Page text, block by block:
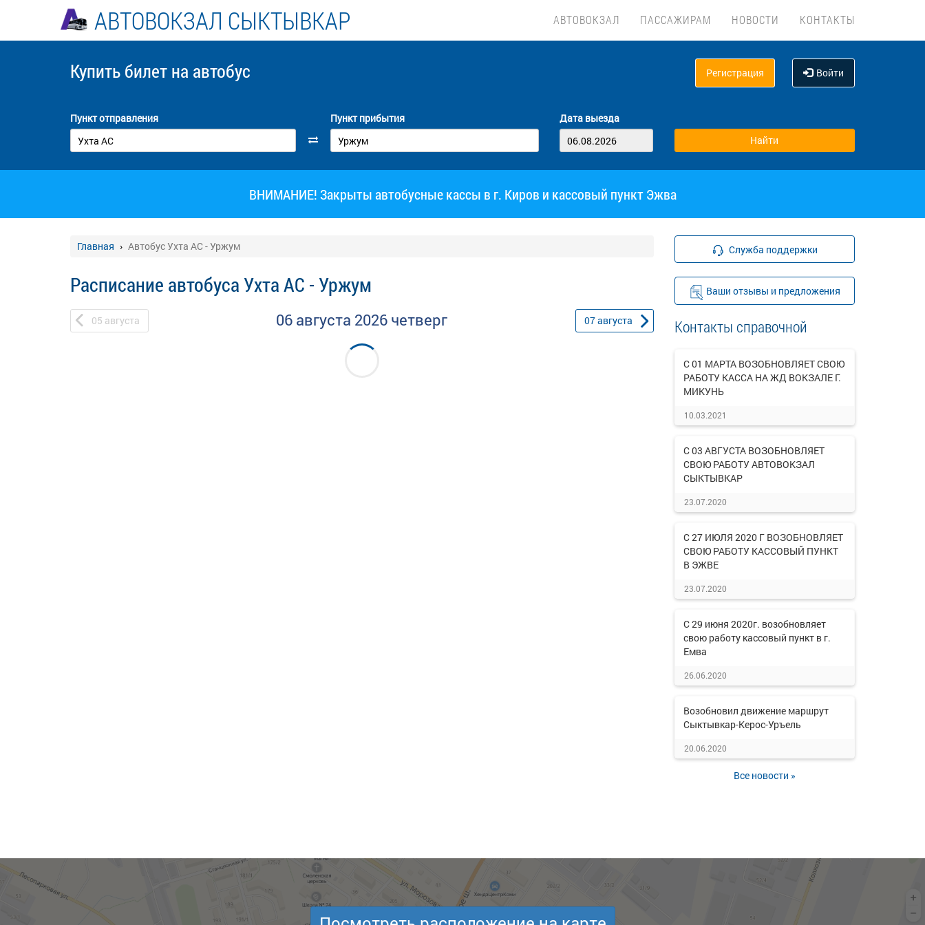
АВТОВОКЗАЛ СЫКТЫВКАР АВТОВОКЗАЛ ПАССАЖИРАМ НОВОСТИ КОНТАКТЫ
Купить билет на автобус Регистрация Войти
Пункт отправления Пункт прибытия Дата выезда
ВНИМАНИЕ! Закрыты автобусные кассы в г. Киров и кассовый пункт Эжва
Главная Автобус Ухта АС - Уржум
Расписание автобуса Ухта АС - Уржум
05 августа 06 августа 2026 четверг 07августа
Служба поддержки
Ваши отзывы и предложения
Контакты справочной
С 01 МАРТА ВОЗОБНОВЛЯЕТ СВОЮ
РАБОТУ КАССА НА ЖД ВОКЗАЛЕ Г.
МИКУНЬ
10.03.2021
С 03 АВГУСТА ВОЗОБНОВЛЯЕТ
СВОЮ РАБОТУ АВТОВОКЗАЛ
СЫКТЫВКАР
23.07.2020
С 27 ИЮЛЯ 2020 Г ВОЗОБНОВЛЯЕТ
СВОЮ РАБОТУ КАССОВЫЙ ПУНКТ
В ЭЖВЕ
23.07.2020
С 29 июня 2020г. возобновляет
свою работу кассовый пункт в г.
Емва
26.06.2020
Возобновил движение маршрут
Сыктывкар-Керос-Уръель
20.06.2020
Все новости »